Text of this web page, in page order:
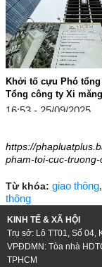
Khởi tố cựu Phó
Tổng công ty Xi
16:53 - 25/09/2025
https://
pham-toi-cuc-
Từ khóa: giao thông,
thông
KINH TẾ & XÃ HỘI
Trụ sở: Lô TT01, Số 04,
VPĐDMN: Tòa nhà
TPHCM